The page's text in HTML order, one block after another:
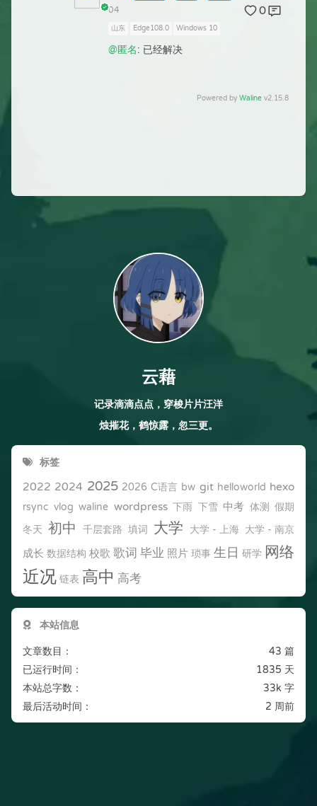
04
0
山东 Edge108.0 Windows 10
@匿名: 已经解决
Powered by Waline v2.15.8
云藉
记录滴滴点点，穿梭片片汪洋
烛摧花，鹤惊露，忽三更。
标签
2022 2024 2025 2026 C语言 bw git helloworld hexo
rsync vlog waline wordpress 下雨 下雪 中考 体测 假期
冬天 初中 千层套路 填词 大学 大学 - 上海 大学 - 南京
成长 数据结构 校歌 歌词 毕业 照片 琐事 生日 研学 网络
近况 链表 高中 高考
本站信息
文章数目：
43 篇
已运行时间：
1835 天
本站总字数：
33k 字
最后活动时间：
2 周前